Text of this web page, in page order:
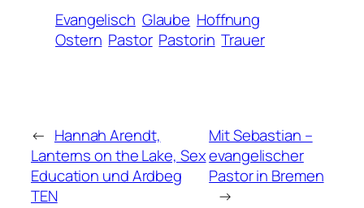
Evangelisch Glaube Hoffnung
Ostern Pastor Pastorin Trauer
← Hannah Arendt,
Lanterns on the Lake, Sex
Education und Ardbeg
TEN
Mit Sebastian –
evangelischer
Pastor in Bremen
→